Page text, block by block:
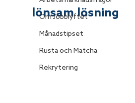
Om Jobblyftet
Månadstipset
Rusta och Matcha
Rekrytering
lönsam lösning